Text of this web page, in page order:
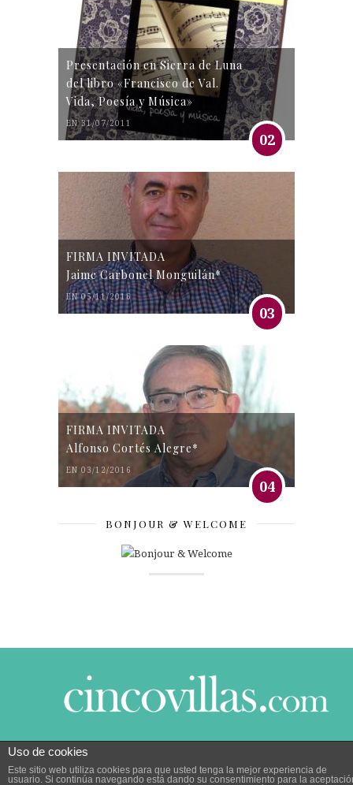
Presentación en Sierra de Luna
del libro «Francisco de Val.
Vida, Poesía y Música»
EN 31/07/2011
02
FIRMA INVITADA
Jaime Carbonel Monguilán*
EN 05/11/2016
03
FIRMA INVITADA
Alfonso Cortés Alegre*
EN 03/12/2016
04
BONJOUR & WELCOME
© 2014 CINCO VILLAS CONTIGO DESDE EL AÑO
2005.POLÍTICA DE PRIVACIDAD| POLÍTICA DE
Uso de cookies
Este sitio web utiliza cookies para que usted tenga la mejor experiencia de
usuario. Si continúa navegando está dando su consentimiento para la